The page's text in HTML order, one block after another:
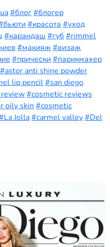
#блог#блогер
#красота #уход
#карандаш #губ#rimmel
#макияж #визаж
#прически #парикмахер
#astor anti shine powder
lip pencil#san diego
#cosmetic reviews
oily skin #cosmetic
Jolla#carmel valley#Del